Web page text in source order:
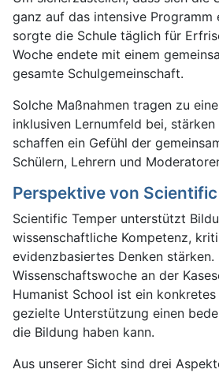
ganz auf das intensive Programm
sorgte die Schule täglich für
Woche endete mit einem
gesamte Schulgemeinschaft.
Solche Maßnahmen tragen zu
inklusiven Lernumfeld bei,
schaffen ein Gefühl der
Schülern, Lehrern und
Perspektive von
Scientific Temper unterstützt
wissenschaftliche Kompetenz,
evidenzbasiertes Denken stärken.
Wissenschaftswoche an der
Humanist School ist ein
gezielte Unterstützung einen
die Bildung haben kann.
Aus unserer Sicht sind drei